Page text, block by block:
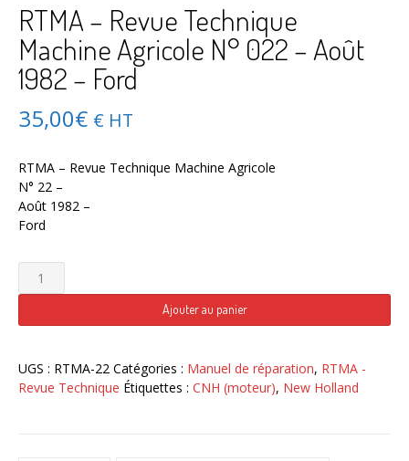
RTMA – Revue Technique
Machine Agricole N° 022 – Août
1982 – Ford
35,00€ € HT
RTMA – Revue Technique Machine Agricole
N° 22 –
Août 1982 –
Ford
quantité
de
–
Technique
Machine
Ajouter au panier
UGS : RTMA-22 Catégories : Manuel de réparation, RTMA -
Revue Technique Étiquettes : CNH (moteur), New Holland